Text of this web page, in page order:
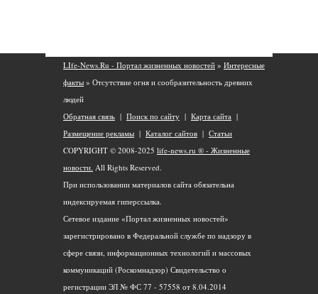
LIfe-News.Ru - Портал жизненных новостей » Интересные
факты » Отсутствие огня и сообразительность древних
людей
Обратная связь | Поиск по сайту | Карта сайта |
Размещение рекламы | Каталог сайтов | Статьи
COPYRIGHT © 2008-2025 life-news.ru ® - Жизненные
новости. All Rights Reserved.
При использовании материалов сайта обязательна
индексируемая гиперссылка.
Сетевое издание «Портал жизненных новостей»
зарегистрировано в Федеральной службе по надзору в
сфере связи, информационных технологий и массовых
коммуникаций (Роскомнадзор) Свидетельство о
регистрации ЭЛ № ФС 77 - 57558 от 8.04.2014